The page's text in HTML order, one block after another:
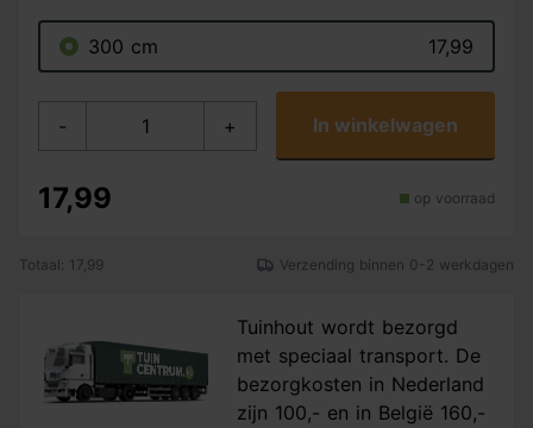
300 cm 17,99
- + In winkelwagen
17,99 op voorraad
Totaal: 17,99 Verzending binnen 0-2 werkdagen
Tuinhout wordt bezorgd
met speciaal transport. De
bezorgkosten in Nederland
zijn 100,- en in België 160,-